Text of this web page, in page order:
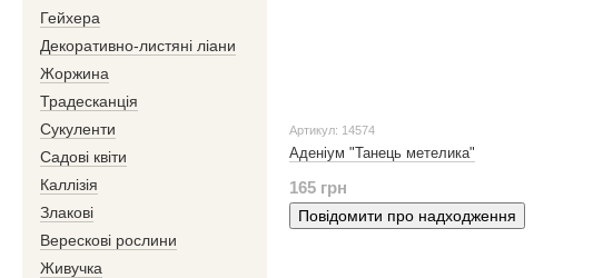
Артикул: 14574
Аденіум "Танець метелика"
165 грн
Повідомити про надходження
Гейхера
Декоративно-листяні ліани
Жоржина
Традесканція
Сукуленти
Садові квіти
Каллізія
Злакові
Верескові рослини
Живучка